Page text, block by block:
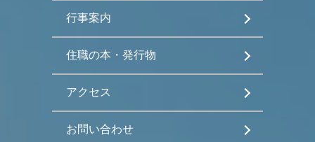
行事案内
住職の本・発行物
アクセス
お問い合わせ